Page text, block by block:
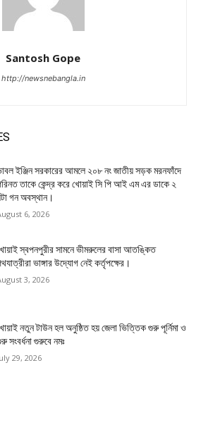
Santosh Gope
http://newsnebangla.in
ইঞ্জিন সরকারের আমলে ২০৮ নং জাতীয় সড়ক মরনফাঁদে
তাকে কেন্দ্র করে খোয়াই সি পি আই এম এর ডাকে ২
গন অবস্থান।
6, 2026
স্বপনপুরীর সামনে ভীমরুলের বাসা আতঙ্কিত
ভাঙ্গার উদ্যোগ নেই কর্তৃপক্ষের।
3, 2026
নতুন টাউন হল অনুষ্ঠিত হয় জেলা ভিত্তিক গুরু পূর্নিমা ও
সংবর্ধনা গুরুবে নমঃ
29, 2026